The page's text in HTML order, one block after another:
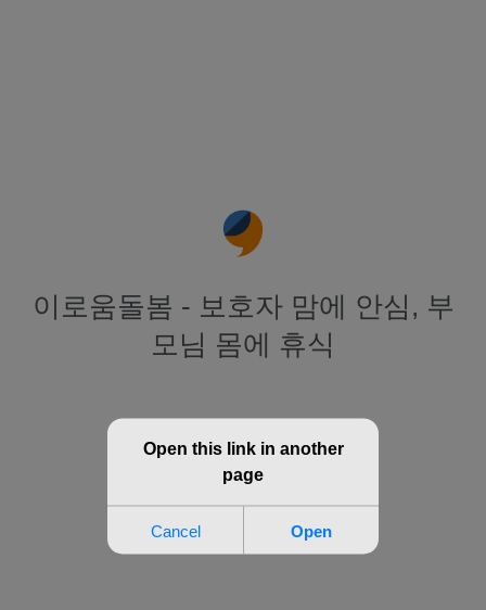
이로움돌봄 - 보호자 맘에 안심, 부
모님 몸에 휴식